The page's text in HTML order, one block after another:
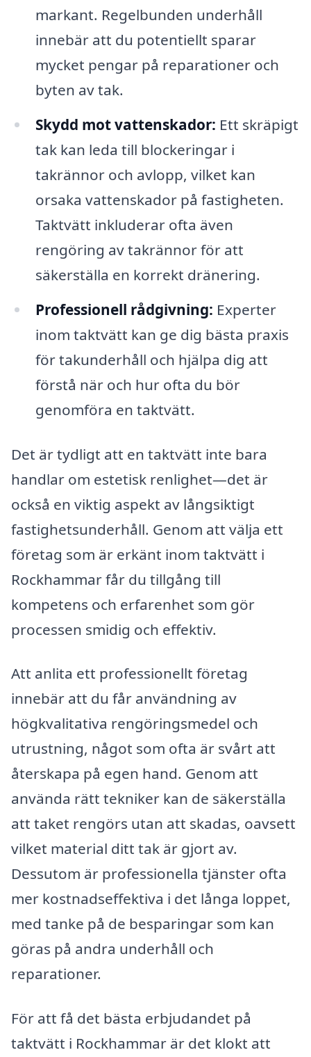
markant. Regelbunden underhåll
innebär att du potentiellt sparar
mycket pengar på reparationer och
byten av tak.
Skydd mot vattenskador: Ett skräpigt
tak kan leda till blockeringar i
takrännor och avlopp, vilket kan
orsaka vattenskador på fastigheten.
Taktvätt inkluderar ofta även
rengöring av takrännor för att
säkerställa en korrekt dränering.
Professionell rådgivning: Experter
inom taktvätt kan ge dig bästa praxis
för takunderhåll och hjälpa dig att
förstå när och hur ofta du bör
genomföra en taktvätt.
Det är tydligt att en taktvätt inte bara
handlar om estetisk renlighet—det är
också en viktig aspekt av långsiktigt
fastighetsunderhåll. Genom att välja ett
företag som är erkänt inom taktvätt i
Rockhammar får du tillgång till
kompetens och erfarenhet som gör
processen smidig och effektiv.
Att anlita ett professionellt företag
innebär att du får användning av
högkvalitativa rengöringsmedel och
utrustning, något som ofta är svårt att
återskapa på egen hand. Genom att
använda rätt tekniker kan de säkerställa
att taket rengörs utan att skadas, oavsett
vilket material ditt tak är gjort av.
Dessutom är professionella tjänster ofta
mer kostnadseffektiva i det långa loppet,
med tanke på de besparingar som kan
göras på andra underhåll och
reparationer.
För att få det bästa erbjudandet på
taktvätt i Rockhammar är det klokt att